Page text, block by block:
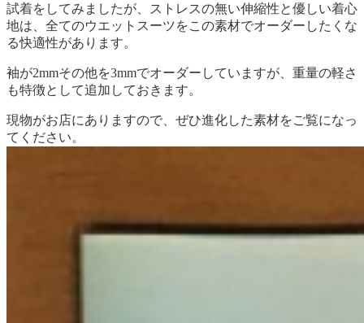
試着をしてみましたが、ストレスの無い伸縮性と優しい着心
地は、全てのウエットスーツをこの素材でオーダーしたくな
る快適性があります。
袖が2mmその他を3mmでオーダーしていますが、重量の軽さ
も特徴として追加しておきます。
現物がお店にありますので、ぜひ進化した素材をご覧になっ
てください。